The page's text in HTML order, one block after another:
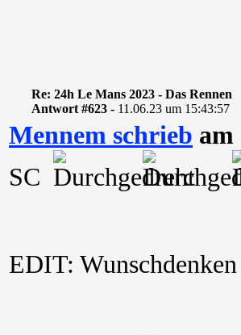
Re: 24h Le Mans 2023 - Das Rennen
Antwort #623 - 11.06.23 um 15:43:57
Mennem schrieb am
SC
EDIT: